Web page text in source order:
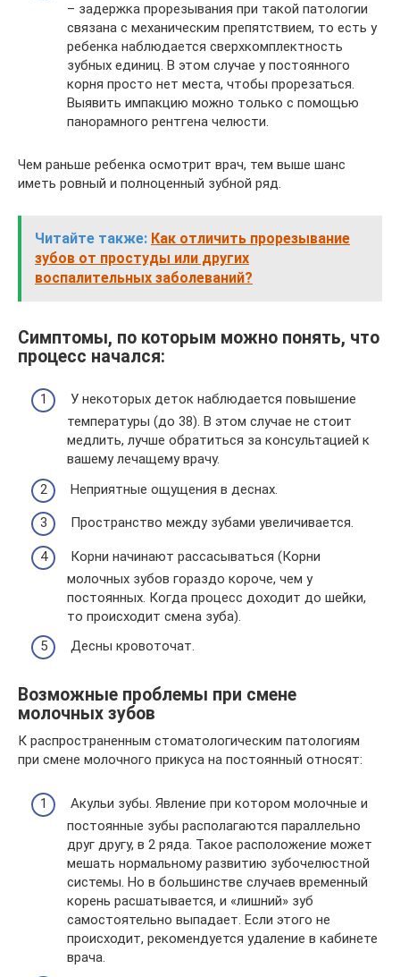
– задержка прорезывания при такой патологии
связана с механическим препятствием, то есть у
ребенка наблюдается сверхкомплектность
зубных единиц. В этом случае у постоянного
корня просто нет места, чтобы прорезаться.
Выявить импакцию можно только с помощью
панорамного рентгена челюсти.
Чем раньше ребенка осмотрит врач, тем выше шанс
иметь ровный и полноценный зубной ряд.
Читайте также: Как отличить прорезывание
зубов от простуды или других
воспалительных заболеваний?
Симптомы, по которым можно понять, что
процесс начался:
У некоторых деток наблюдается повышение
температуры (до 38). В этом случае не стоит
медлить, лучше обратиться за консультацией к
вашему лечащему врачу.
Неприятные ощущения в деснах.
Пространство между зубами увеличивается.
Корни начинают рассасываться (Корни
молочных зубов гораздо короче, чем у
постоянных. Когда процесс доходит до шейки,
то происходит смена зуба).
Десны кровоточат.
Возможные проблемы при смене
молочных зубов
К распространенным стоматологическим патологиям
при смене молочного прикуса на постоянный относят:
Акульи зубы. Явление при котором молочные и
постоянные зубы располагаются параллельно
друг другу, в 2 ряда. Такое расположение может
мешать нормальному развитию зубочелюстной
системы. Но в большинстве случаев временный
корень расшатывается, и «лишний» зуб
самостоятельно выпадает. Если этого не
происходит, рекомендуется удаление в кабинете
врача.